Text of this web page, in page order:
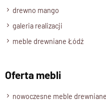
Wnętrze mebla w części
półki, półki są stałe.
Drzwi
drewniane panele
Drewno Palisander: brąz,
drewno mango
galeria realizacji
meble drewniane Łódź
Oferta mebli
nowoczesne meble drewniane